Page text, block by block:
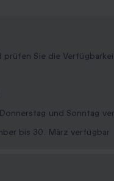
prüfen Sie die
und Sonntag
bis 30. März verfügbar